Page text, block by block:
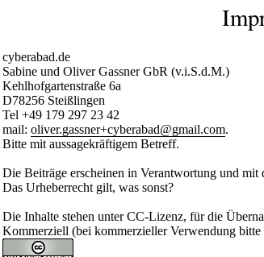
cyberabad.de
Sabine und Oliver Gassner GbR (v.i.S.d.M.)
Kehlhofgartenstraße 6a
D78256 Steißlingen
Tel +49 179 297 23 42
mail: oliver.gassner+cyberabad@gmail.com.
Bitte mit aussagekräftigem Betreff.
Die Beiträge erscheinen in Verantwortung und mit
Das Urheberrecht gilt, was sonst?
Die Inhalte stehen unter CC-Lizenz, für die
Kommerziell (bei kommerzieller Verwendung